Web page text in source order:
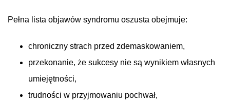
Pełna lista objawów syndromu oszusta obejmuje:
chroniczny strach przed zdemaskowaniem,
przekonanie, że sukcesy nie są wynikiem własnych
umiejętności,
trudności w przyjmowaniu pochwał,